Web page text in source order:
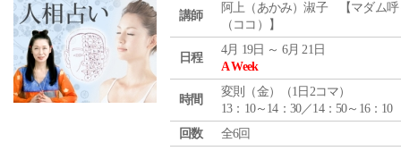
講師
阿上（あかみ）淑子 【マダム呼
（ココ）】
日程
4月 19日 ～ 6月 21日
A Week
時間
変則（金）（1日2コマ）
13：10～14：30／14：50～16：10
回数
全6回